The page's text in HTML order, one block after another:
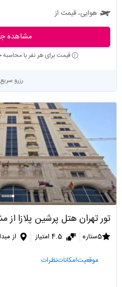
هوایی، قیمت از
مشاهده
قیمت برای هر نفر با
رزرو سریع
تور تهران هتل پرشین پلازا از
5ستاره 4.5 امتیاز از
موقعیتامکاناتنظرات